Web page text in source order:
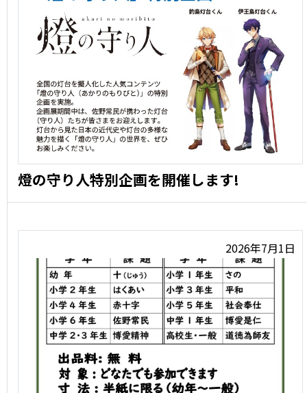
燈の守り人特別企画を開催します!
リニューアル5周年記念企画展「海をまもる灯台のふし
2026年7月1日